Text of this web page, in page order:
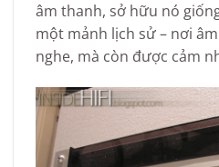
âm thanh, sở hữu nó
một mảnh lịch sử – nơi
nghe, mà còn được cảm